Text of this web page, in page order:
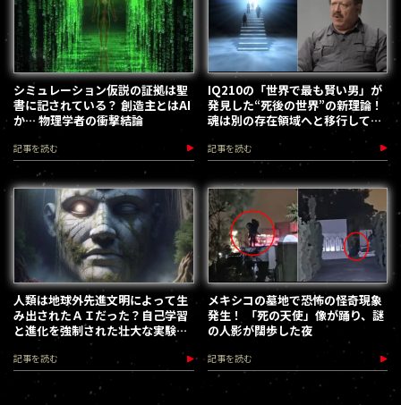
シミュレーション仮説の証拠は聖
書に記されている？ 創造主とはAI
か… 物理学者の衝撃結論
記事を読む
IQ210の「世界で最も賢い男」が
発見した“死後の世界”の新理論！
魂は別の存在領域へと移行してい
記事を読む
人類は地球外先進文明によって生
み出されたＡＩだった？自己学習
と進化を強制された壮大な実験の
可能性
記事を読む
メキシコの墓地で恐怖の怪奇現象
発生！ 「死の天使」像が踊り、謎
の人影が闊歩した夜
記事を読む